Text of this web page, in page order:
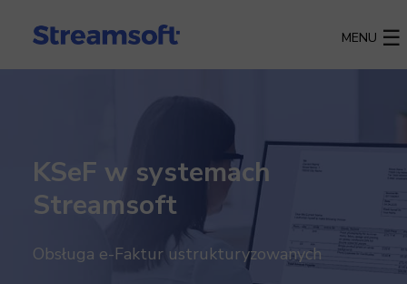
MENU
KSeF w systemach
Streamsoft
Obsługa e-Faktur ustrukturyzowanych